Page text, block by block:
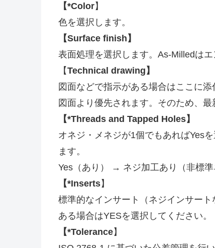
【*Color】
色を選択します。
【Surface finish】
表面処理を選択します。As-Milledは
【Technical drawing】
図面などで指示がある場合はここに
図面より優先されます。そのため、
【*Threads and Tapped Holes】
オネジ・メネジが1個でもあればYes
ます。
Yes（あり） → ネジ加工あり（非標準
【*Inserts】
標準的なインサート（ネジインサー
ある場合はYESを選択してください。
【*Tolerance】